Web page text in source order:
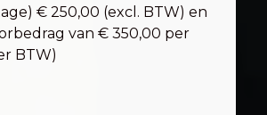
€ 250,00 (excl. BTW) en
van € 350,00 per
BTW)